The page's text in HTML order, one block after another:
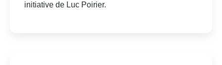
initiative de Luc Poirier.